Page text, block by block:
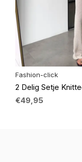
Fashion-click
2 Delig Setje
€49,95